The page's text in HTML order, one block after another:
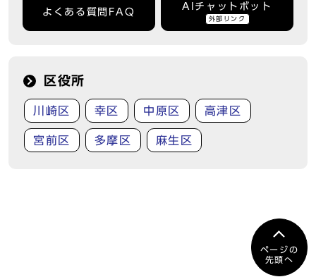
よくある質問FAQ
AIチャットボット
外部リンク
区役所
川崎区 幸区 中原区 高津区
宮前区 多摩区 麻生区
ページの
先頭へ